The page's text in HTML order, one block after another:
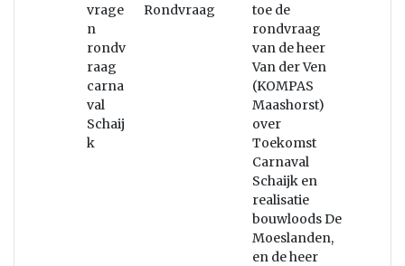
vrage
n
rondv
raag
carna
val
Schaij
k
Rondvraag
toe de
rondvraag
van de heer
Van der Ven
(KOMPAS
Maashorst)
over
Toekomst
Carnaval
Schaijk en
realisatie
bouwloods De
Moeslanden,
en de heer